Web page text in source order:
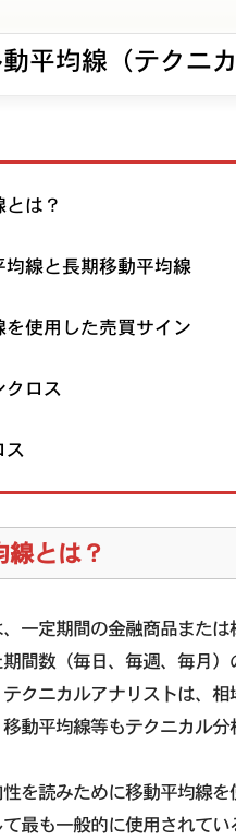
平均線（テクニカ
は？
均線と長期移動平均線
を使用した売買サイン
クロス
ス
線とは？
一定期間の金融商品また
間数（毎日、毎週、毎月
クニカルアナリストは、
動平均線等もテクニカル分
性を読みために移動平均線
最も一般的に使用されて